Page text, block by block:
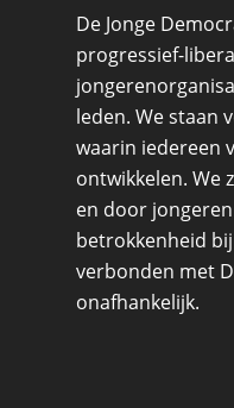
De Jonge
progressief-
leden. We staan
waarin iedereen
ontwikkelen. We
en door
betrokkenheid
verbonden met
onafhankelijk.